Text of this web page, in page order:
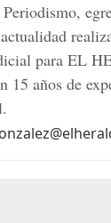
para EL
15 años de